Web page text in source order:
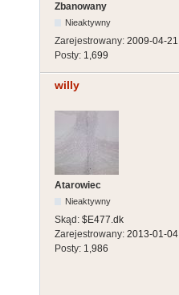
Zbanowany
Nieaktywny
Zarejestrowany: 2009-04-21
Posty: 1,699
willy
Atarowiec
Nieaktywny
Skąd: $E477.dk
Zarejestrowany: 2013-01-04
Posty: 1,986